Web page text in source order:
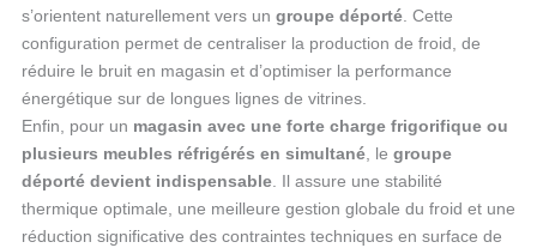
s’orientent naturellement vers un groupe déporté. Cette
configuration permet de centraliser la production de froid, de
réduire le bruit en magasin et d’optimiser la performance
énergétique sur de longues lignes de vitrines.
Enfin, pour un magasin avec une forte charge frigorifique ou
plusieurs meubles réfrigérés en simultané, le groupe
déporté devient indispensable. Il assure une stabilité
thermique optimale, une meilleure gestion globale du froid et une
réduction significative des contraintes techniques en surface de